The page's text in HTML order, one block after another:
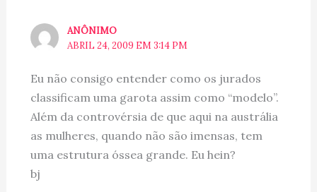
ANÔNIMO
ABRIL 24, 2009 EM 3:14 PM
Eu não consigo entender como os jurados
classificam uma garota assim como “modelo”.
Além da controvérsia de que aqui na austrália
as mulheres, quando não são imensas, tem
uma estrutura óssea grande. Eu hein?
bj